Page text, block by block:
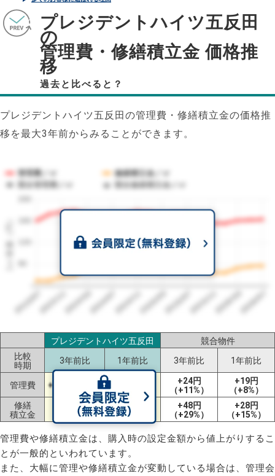
プレジデントハイツ五反田
の
管理費・修繕積立金 価格推
移
過去と比べると？
プレジデントハイツ五反田の管理費・修繕積立金の価格推
移を最大3年前からみることができます。
1㎡単価（円）
管理費／㎡
修繕積立金／㎡
競合管理費／㎡
競合修繕積立金／㎡
2023/072023/112024/032024/072024/112025/032025/072025/112026/032026/07
プレジデントハイツ五反田
競合物件
比較
時期
3年前比 1年前比 3年前比 1年前比
管理費 +2円（+1%）
+24円
（+11%）
+19円
（+8%）
修繕
積立金
+28円
（+57%）
+7円
（+10%）
+48円
（+29%）
+28円
（+15%）
管理費や修繕積立金は、購入時の設定金額から値上がりするこ
とが一般的といわれています。
また、大幅に管理や修繕積立金が変動している場合は、管理会